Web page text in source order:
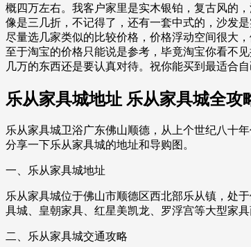
概四万左右。我客户家里是实木银铂，复古风的
像是三几折，不记得了，还有一套中式的，沙发
尽量选几家类似的比较价格，价格浮动空间很大
至于淘宝的价格只能说是参考，毕竟淘宝你看不
几万的东西还是要认真对待。祝你能买到最适合
乐从家具城地址 乐从家具城全攻
乐从家具城卫浴广东佛山顺德，从上个世纪八十
分享一下乐从家具城的地址和导购图。
一、乐从家具城地址
乐从家具城位于佛山市顺德区西北部乐从镇，处
具城、皇朝家具、红星美凯龙、罗浮宫等大型家
二、乐从家具城交通攻略